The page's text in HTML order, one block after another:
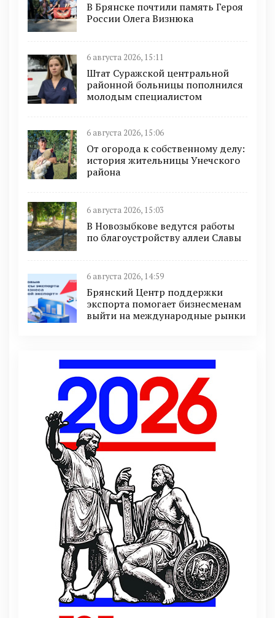
В Брянске почтили память Героя
России Олега Визнюка
6 августа 2026, 15:11
Штат Суражской центральной
районной больницы пополнился
молодым специалистом
6 августа 2026, 15:06
От огорода к собственному делу:
история жительницы Унечского
района
6 августа 2026, 15:03
В Новозыбкове ведутся работы
по благоустройству аллеи Славы
6 августа 2026, 14:59
Брянский Центр поддержки
экспорта помогает бизнесменам
выйти на международные рынки